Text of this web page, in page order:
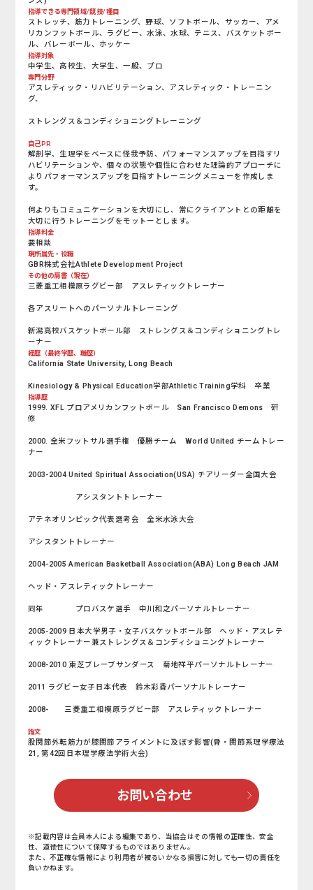
指導できる専門領域/競技/種目
ストレッチ、筋力トレーニング、野球、ソフトボール、サッカー、アメ
リカンフットボール、ラグビー、水泳、水球、テニス、バスケットボー
ル、バレーボール、ホッケー
指導対象
中学生、高校生、大学生、一般、プロ
専門分野
アスレティック・リハビリテーション、アスレティック・トレーニン
グ、
ストレングス＆コンディショニングトレーニング
自己PR
解剖学、生理学をベースに怪我予防、パフォーマンスアップを目指すリ
ハビリテーションや、個々の状態や個性に合わせた理論的アプローチに
よりパフォーマンスアップを目指すトレーニングメニューを作成しま
す。
何よりもコミュニケーションを大切にし、常にクライアントとの距離を
大切に行うトレーニングをモットーとします。
指導料金
要相談
現所属先・役職
GBR株式会社Athlete Development Project
その他の肩書（現在）
三菱重工相模原ラグビー部 アスレティックトレーナー
各アスリートへのパーソナルトレーニング
新潟高校バスケットボール部 ストレングス＆コンディショニングトレ
ーナー
経歴（最終学歴、職歴）
California State University, Long Beach
Kinesiology & Physical Education学部Athletic Training学科 卒業
指導歴
1999. XFL プロアメリカンフットボール San Francisco Demons 研
修
2000. 全米フットサル選手権 優勝チーム World United チームトレー
ナー
2003-2004 United Spiritual Association(USA) チアリーダー全国大会
アシスタントトレーナー
アテネオリンピック代表選考会 全米水泳大会
アシスタントトレーナー
2004-2005 American Basketball Association(ABA) Long Beach JAM
ヘッド・アスレティックトレーナー
同年 プロバスケ選手 中川和之パーソナルトレーナー
2005-2009 日本大学男子・女子バスケットボール部 ヘッド・アスレテ
ィックトレーナー兼ストレングス＆コンディショニングトレーナー
2008-2010 東芝ブレーブサンダース 菊地祥平パーソナルトレーナー
2011 ラグビー女子日本代表 鈴木彩香パーソナルトレーナー
2008- 三菱重工相模原ラグビー部 アスレティックトレーナー
論文
股関節外転筋力が膝関節アライメントに及ぼす影響(骨・関節系理学療法
21, 第42回日本理学療法学術大会)
お問い合わせ
※記載内容は会員本人による編集であり、当協会はその情報の正確性、安全
性、道徳性について保障するものではありません。
また、不正確な情報により利用者が被るいかなる損害に対しても一切の責任を
負いかねます。